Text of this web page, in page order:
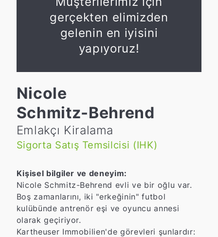
gerçekten elimizden
gelenin en iyisini
yapıyoruz!
Nicole
Schmitz-Behrend
Emlakçı Kiralama
Sigorta Satış Temsilcisi (IHK)
Kişisel bilgiler ve deneyim:
Nicole Schmitz-Behrend evli ve bir oğlu var.
Boş zamanlarını, iki "erkeğinin" futbol
kulübünde antrenör eşi ve oyuncu annesi
olarak geçiriyor.
Kartheuser Immobilien'de görevleri şunlardır: